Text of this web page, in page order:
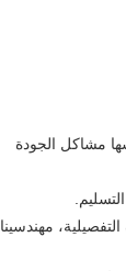
مشاكل الجودة
مهندسينا